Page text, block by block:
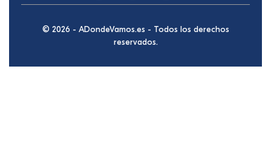
© 2026 - ADondeVamos.es - Todos los derechos
reservados.